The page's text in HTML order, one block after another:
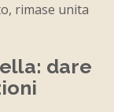
rimase unita
dare